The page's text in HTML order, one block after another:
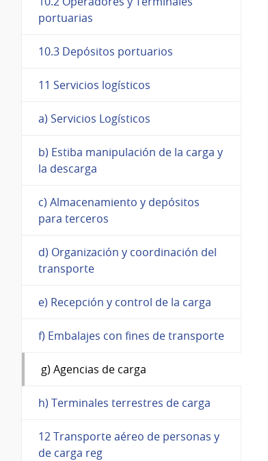
portuarias
10.3 Depósitos portuarios
11 Servicios logísticos
a) Servicios Logísticos
b) Estiba manipulación de la carga y
la descarga
c) Almacenamiento y depósitos
para terceros
d) Organización y coordinación del
transporte
e) Recepción y control de la carga
f) Embalajes con fines de transporte
g) Agencias de carga
h) Terminales terrestres de carga
12 Transporte aéreo de personas y
de carga reg